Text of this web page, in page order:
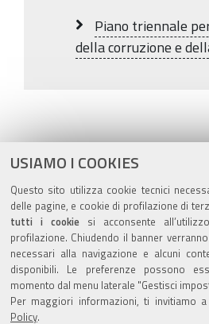
USIAMO I COOKIES
Questo sito utilizza cookie tecnici
delle pagine, e cookie di profilazione di
tutti i cookiesi acconsente
profilazione. Chiudendo il banner
necessari alla navigazione e alcuni
disponibili. Le preferenze possono
momento dal menu laterale "Gestisci
Per maggiori informazioni, ti invitiamo
Policy.
Piano triennale
della corruzione e
Azioni
sul
documento
pubblicato il29/01/2020
ultima modifica17/04/2020
Valuta